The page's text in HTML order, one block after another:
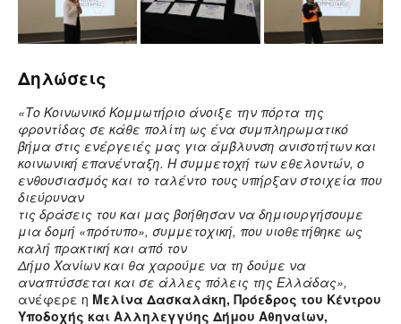
Δηλώσεις
«Το Κοινωνικό Κομμωτήριο άνοιξε την πόρτα της
φροντίδας σε κάθε πολίτη ως ένα συμπληρωματικό
βήμα στις ενέργειές μας για άμβλυνση ανισοτήτων και
κοινωνική επανένταξη. Η συμμετοχή των εθελοντών, ο
ενθουσιασμός και το ταλέντο τους υπήρξαν στοιχεία που
διεύρυναν
τις δράσεις του και μας βοήθησαν να δημιουργήσουμε
μια δομή «πρότυπο», συμμετοχική, που υιοθετήθηκε ως
καλή πρακτική και από τον
Δήμο Χανίων και θα χαρούμε να τη δούμε να
αναπτύσσεται και σε άλλες πόλεις της Ελλάδας»,
ανέφερε η Μελίνα Δασκαλάκη, Πρόεδρος του Κέντρου
Υποδοχής και Αλληλεγγύης Δήμου Αθηναίων,